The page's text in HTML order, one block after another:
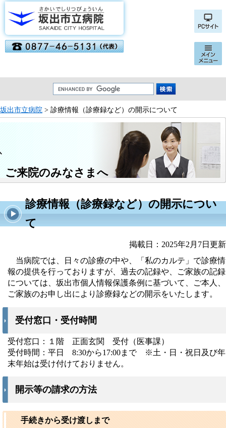
坂出市立病院 > 診療情報（診療録など）の開示について
ご来院のみなさまへ
診療情報（診療録など）の開示につい
て
掲載日：2025年2月7日更新
当病院では、日々の診療の中や、「私のカルテ」で診療情
報の提供を行っておりますが、過去の記録や、ご家族の記録
については、坂出市個人情報保護条例に基づいて、ご本人、
ご家族のお申し出により診療録などの開示をいたします。
受付窓口・受付時間
受付窓口：１階 正面玄関 受付（医事課）
受付時間：平日 8:30から17:00まで ※土・日・祝日及び年
末年始は受け付けておりません。
開示等の請求の方法
手続きから受け渡しまで